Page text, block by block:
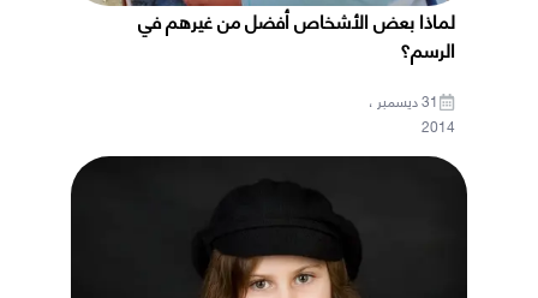
لماذا بعض الأشخاص أفضل من غيرهم في
الرسم؟
31 ديسمبر ،
2014